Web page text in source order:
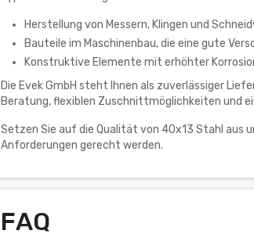
Herstellung von Messern, Klingen und
Bauteile im Maschinenbau, die eine gute
Konstruktive Elemente mit erhöhter
Die Evek GmbH steht Ihnen als zuverlässiger
Beratung, flexiblen Zuschnittmöglichkeiten und
Setzen Sie auf die Qualität von 40x13 Stahl aus
Anforderungen gerecht werden.
FAQ